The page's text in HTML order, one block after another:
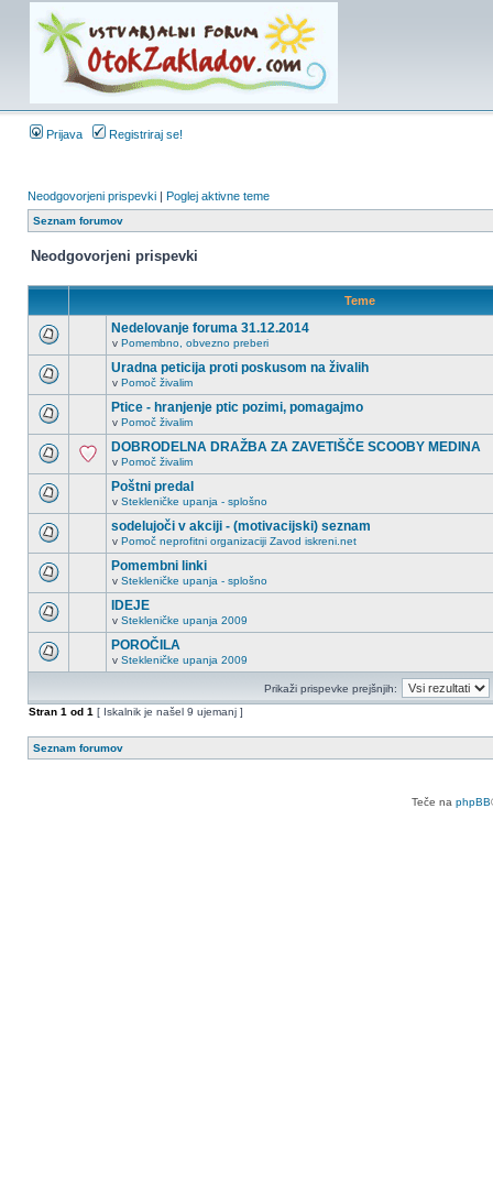
Prijava Registriraj se!
Neodgovorjeni prispevki | Poglej aktivne teme
Seznam forumov
Neodgovorjeni prispevki
Teme
Nedelovanje foruma 31.12.2014
v Pomembno, obvezno preberi
Uradna peticija proti poskusom na živalih
v Pomoč živalim
Ptice - hranjenje ptic pozimi, pomagajmo
v Pomoč živalim
DOBRODELNA DRAŽBA ZA ZAVETIŠČE SCOOBY MEDINA
v Pomoč živalim
Poštni predal
v Stekleničke upanja - splošno
sodelujoči v akciji - (motivacijski) seznam
v Pomoč neprofitni organizaciji Zavod iskreni.net
Pomembni linki
v Stekleničke upanja - splošno
IDEJE
v Stekleničke upanja 2009
POROČILA
v Stekleničke upanja 2009
Prikaži prispevke prejšnjih:
Stran 1 od 1 [ Iskalnik je našel 9 ujemanj ]
Seznam forumov
Teče na phpBB